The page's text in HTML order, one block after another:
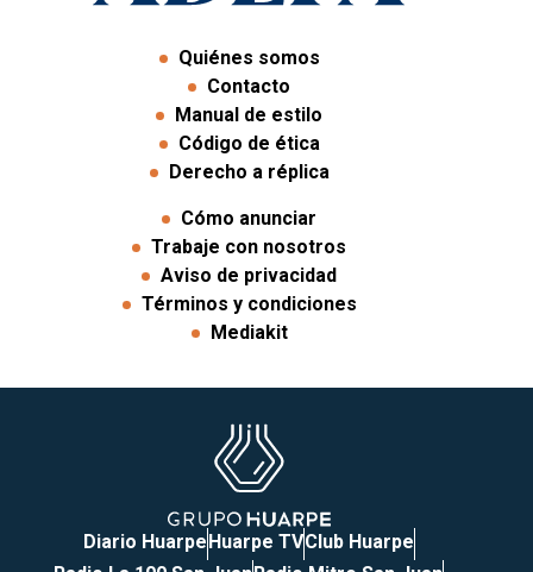
Quiénes somos
Contacto
Manual de estilo
Código de ética
Derecho a réplica
Cómo anunciar
Trabaje con nosotros
Aviso de privacidad
Términos y condiciones
Mediakit
Diario HuarpeHuarpe TVClub Huarpe